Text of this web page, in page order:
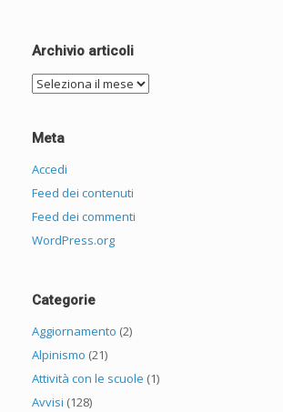
Archivio articoli
Archivio
articoli
Meta
Accedi
Feed dei contenuti
Feed dei commenti
WordPress.org
Categorie
Aggiornamento (2)
Alpinismo (21)
Attività con le scuole (1)
Avvisi (128)